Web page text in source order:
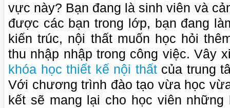
vực này? Bạn đang là sinh viên và
được các bạn trong lớp, bạn đang
kiến trúc, nội thất muốn học hỏi
thu nhập nhập trong công việc. Vây
khóa học thiết kế nội thấtcủa trung
Với chương trình đào tạo vừa học
kết sẽ mang lại cho học viên